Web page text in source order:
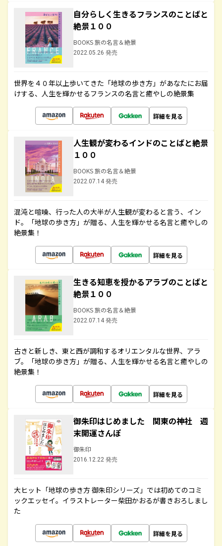
自分らしく生きるフランスのことばと
絶景１００
BOOKS 旅の名言＆絶景
2022.05.26 発売
世界を４０年以上歩いてきた「地球の歩き方」があなたにお届
けする、人生を輝かせるフランスの名言と癒やしの絶景集
詳細を見る
人生観が変わるインドのことばと絶景
１００
BOOKS 旅の名言＆絶景
2022.07.14 発売
混沌と喧噪、行った人の大半が人生観が変わると言う、イン
ド。「地球の歩き方」が贈る、人生を輝かせる名言と癒やしの
絶景集！
詳細を見る
生きる知恵を授かるアラブのことばと
絶景１００
BOOKS 旅の名言＆絶景
2022.07.14 発売
古きと新しき、東と西が調和するオリエンタルな世界、アラ
ブ。「地球の歩き方」が贈る、人生を輝かせる名言と癒やしの
絶景集！
詳細を見る
御朱印はじめました 関東の神社 週
末開運さんぽ
御朱印
2016.12.22 発売
大ヒット「地球の歩き方 御朱印シリーズ」では初めてのコミ
ックエッセイ。イラストレーター柴田かおるが書きおろしまし
た
詳細を見る